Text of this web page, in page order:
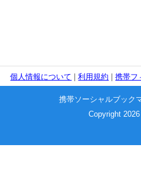
個人情報について |利用規約 |携帯フ
携帯ソーシャルブック
Copyright